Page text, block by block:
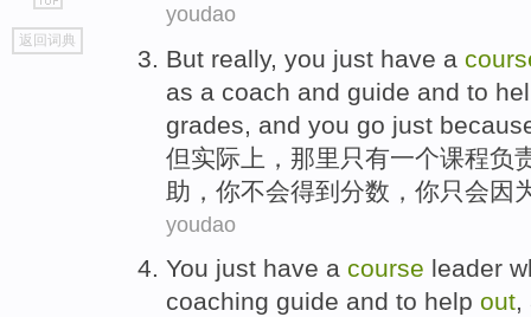
go
top
返回词典
youdao
But really, you just have a
as a coach and guide and to
grades , and you go just
但实际上 ， 那里 只有一个课程负
助 ，你不会得到 分数 ，你 只会因
youdao
You just have a course leader
coaching guide and to help out,